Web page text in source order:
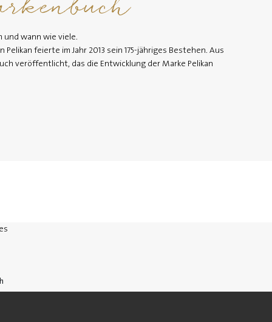
und wann wie viele.
feierte im Jahr 2013 sein 175-jähriges Bestehen. Aus
veröffentlicht, das die Entwicklung der Marke Pelikan